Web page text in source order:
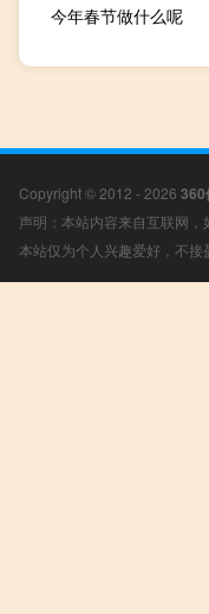
今年春节做什么呢
Copyright © 2012 - 2026 360
声明：本站内容来自互联网
本站仅为个人兴趣爱好，不接